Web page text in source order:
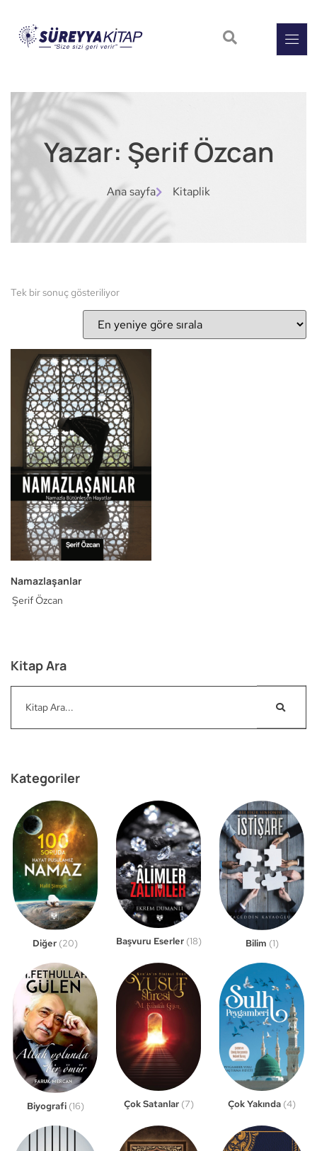
Yazar: Şerif Özcan
Ana sayfa Kitaplik
Kitap Ara
Kategoriler
Diğer (20) Başvuru Eserler (18) Bilim (1)
Biyografi (16) Çok Satanlar (7) Çok Yakında (4)
Tek bir sonuç gösteriliyor
Namazlaşanlar
Şerif Özcan